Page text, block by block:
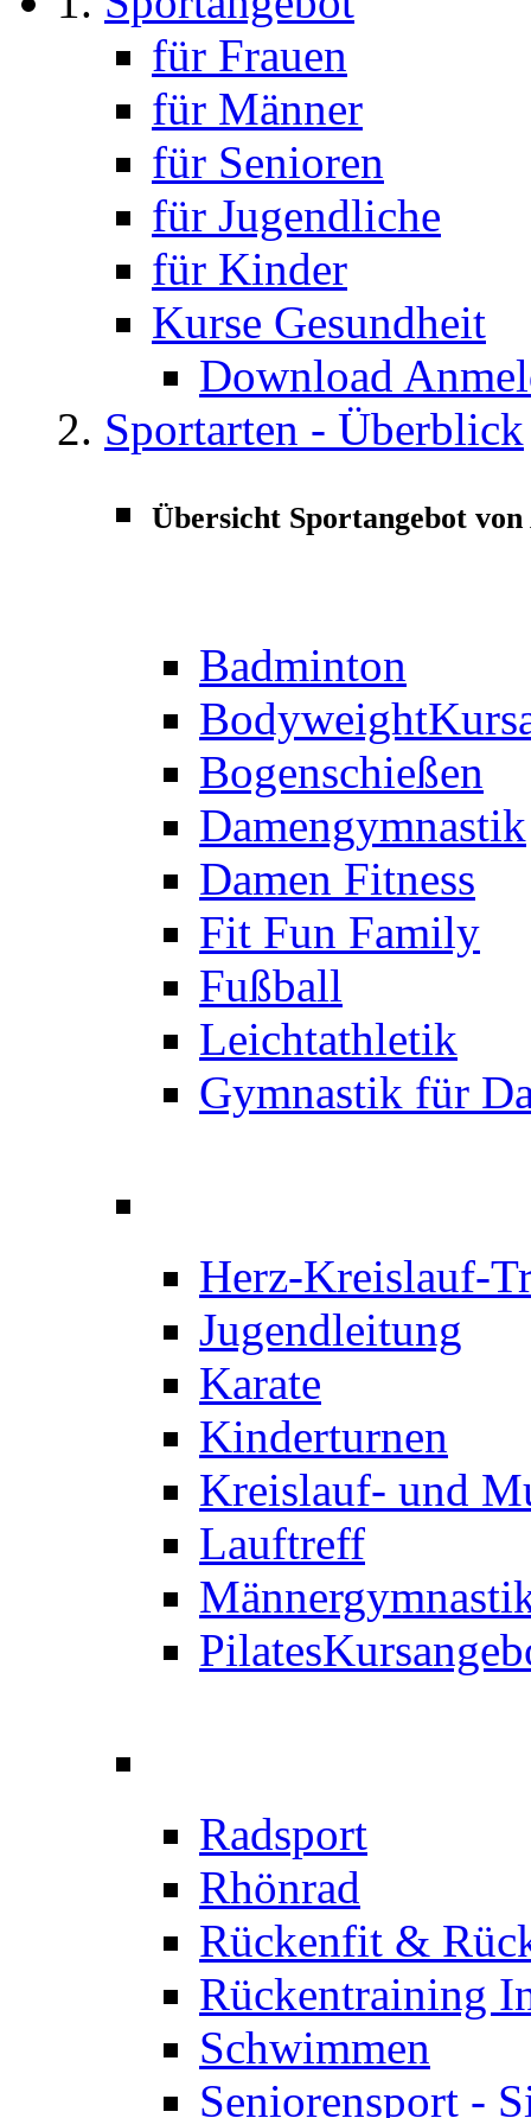
für Frauen
für Männer
für Senioren
für Jugendliche
für Kinder
Kurse Gesundheit
Download
Sportarten - Überblick
Übersicht Sportangebot
Badminton
Bodyweight
Bogenschießen
Damengymnastik
Damen Fitness
Fit Fun Family
Fußball
Leichtathletik
Gymnastik für
Herz-Kreislauf-
Jugendleitung
Karate
Kinderturnen
Kreislauf- und
Lauftreff
Pilates
Radsport
Rhönrad
Rückenfit &
Rückentraining
Schwimmen
Seniorensport -